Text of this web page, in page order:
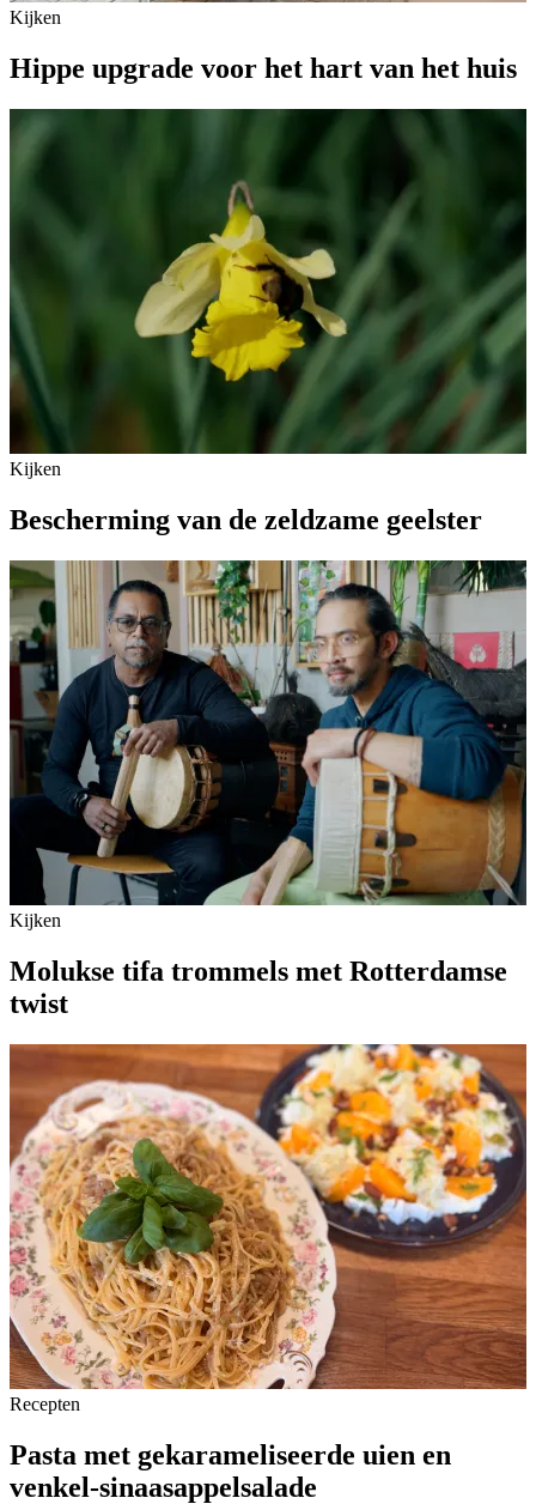
Kijken
Hippe upgrade voor het hart van het huis
Kijken
Bescherming van de zeldzame geelster
Kijken
Molukse tifa trommels met Rotterdamse
twist
Recepten
Pasta met gekarameliseerde uien en
venkel-sinaasappelsalade